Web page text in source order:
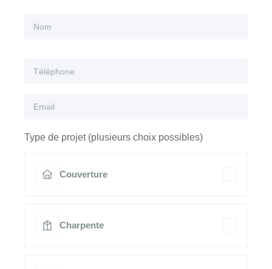
Type de projet (plusieurs choix possibles)
Couverture
Charpente